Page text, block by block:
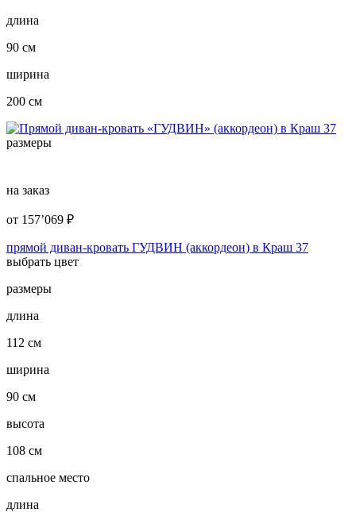
длина
90 см
ширина
200 см
размеры
на заказ
от 157’069 ₽
прямой диван-кровать ГУДВИН (аккордеон) в Краш 37
выбрать цвет
размеры
длина
112 см
ширина
90 см
высота
108 см
спальное место
длина